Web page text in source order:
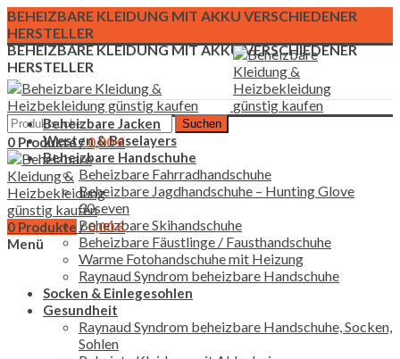
BEHEIZBARE KLEIDUNG MIT AKKU VERSCHIEDENER
HERSTELLER
BEHEIZBARE KLEIDUNG MIT AKKU VERSCHIEDENER
HERSTELLER
Suchen
0 Produkte/0,00€
0 Produkte / 0,00€
Menü
Beheizbare Jacken
Westen & Baselayers
Beheizbare Handschuhe
Beheizbare Fahrradhandschuhe
Beheizbare Jagdhandschuhe – Hunting Glove
30seven
Beheizbare Skihandschuhe
Beheizbare Fäustlinge / Fausthandschuhe
Warme Fotohandschuhe mit Heizung
Raynaud Syndrom beheizbare Handschuhe
Socken & Einlegesohlen
Gesundheit
Raynaud Syndrom beheizbare Handschuhe, Socken,
Sohlen